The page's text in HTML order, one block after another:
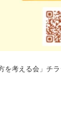
を考える会」チラ